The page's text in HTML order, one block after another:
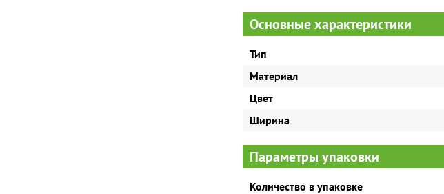
Основные характеристики
Тип
Материал
Цвет
Ширина
Параметры упаковки
Количество в упаковке